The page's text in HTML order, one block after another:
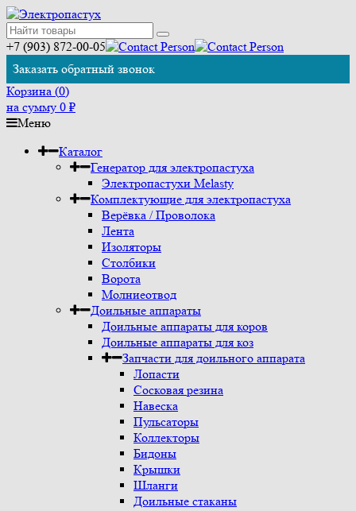
+7 (903) 872-00-05
Заказать обратный звонок
Корзина (0)
на сумму 0 ₽
Меню
Каталог
Генератор для электропастуха
Электропастухи Melasty
Комплектующие для электропастуха
Верёвка / Проволока
Лента
Изоляторы
Столбики
Ворота
Молниеотвод
Доильные аппараты
Доильные аппараты для коров
Доильные аппараты для коз
Запчасти для доильного аппарата
Лопасти
Сосковая резина
Навеска
Пульсаторы
Коллекторы
Бидоны
Крышки
Шланги
Доильные стаканы